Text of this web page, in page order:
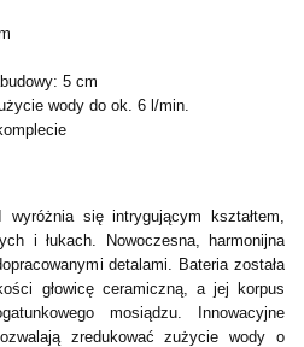
5 cm
wody do ok. 6 l/min.
wyróżnia się intrygującym kształtem,
i łukach. Nowoczesna, harmonijna
detalami. Bateria została
głowicę ceramiczną, a jej korpus
mosiądzu. Innowacyjne
zredukować zużycie wody o